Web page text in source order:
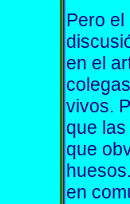
Pero
en el
vivos.
que
que
en